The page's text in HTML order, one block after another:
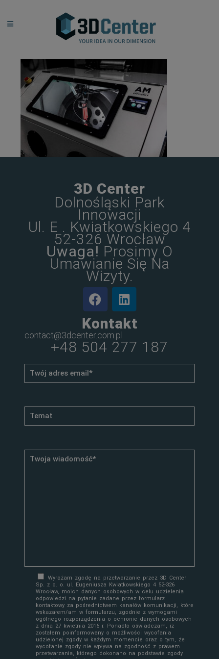
3D Center
Dolnośląski Park
Innowacji
Ul. E . Kwiatkowskiego 4
52-326 Wrocław
Uwaga! Prosimy O
Umawianie Się Na
Wizyty.
Kontakt
contact@3dcenter.com.pl
+48 504 277 187
Wyrażam zgodę na przetwarzanie przez 3D Center
Sp. z o. o. ul. Eugeniusza Kwiatkowskiego 4 52-326
Wrocław, moich danych osobowych w celu udzielenia
odpowiedzi na pytanie zadane przez formularz
kontaktowy za pośrednictwem kanałów komunikacji, które
wskazałem/am w formularzu, zgodnie z wymogami
ogólnego rozporządzenia o ochronie danych osobowych
z dnia 27 kwietnia 2016 r. Ponadto oświadczam, iż
zostałem poinformowany o możliwości wycofania
udzielonej zgody w każdym momencie oraz o tym, że
wycofanie zgody nie wpływa na zgodność z prawem
przetwarzania, którego dokonano na podstawie zgody